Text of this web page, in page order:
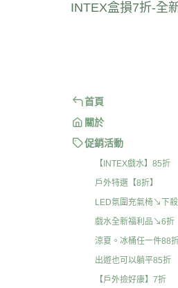
INTEX盒損7折-全
首頁
關於
促銷活動
【INTEX戲水】85折
戶外特選【8折】
LED氛圍充氣椅↘下
戲水全新福利品↘6折
涼夏。冰桶任一件88
出遊也可以躺平85折
【戶外撿好康】7折